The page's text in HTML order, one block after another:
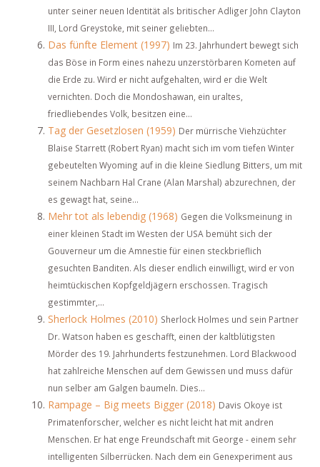
unter seiner neuen Identität als britischer Adliger John Clayton
III, Lord Greystoke, mit seiner geliebten...
Das fünfte Element (1997) Im 23. Jahrhundert bewegt sich
das Böse in Form eines nahezu unzerstörbaren Kometen auf
die Erde zu. Wird er nicht aufgehalten, wird er die Welt
vernichten. Doch die Mondoshawan, ein uraltes,
friedliebendes Volk, besitzen eine...
Tag der Gesetzlosen (1959) Der mürrische Viehzüchter
Blaise Starrett (Robert Ryan) macht sich im vom tiefen Winter
gebeutelten Wyoming auf in die kleine Siedlung Bitters, um mit
seinem Nachbarn Hal Crane (Alan Marshal) abzurechnen, der
es gewagt hat, seine...
Mehr tot als lebendig (1968) Gegen die Volksmeinung in
einer kleinen Stadt im Westen der USA bemüht sich der
Gouverneur um die Amnestie für einen steckbrieflich
gesuchten Banditen. Als dieser endlich einwilligt, wird er von
heimtückischen Kopfgeldjägern erschossen. Tragisch
gestimmter,...
Sherlock Holmes (2010) Sherlock Holmes und sein Partner
Dr. Watson haben es geschafft, einen der kaltblütigsten
Mörder des 19. Jahrhunderts festzunehmen. Lord Blackwood
hat zahlreiche Menschen auf dem Gewissen und muss dafür
nun selber am Galgen baumeln. Dies...
Rampage – Big meets Bigger (2018) Davis Okoye ist
Primatenforscher, welcher es nicht leicht hat mit andren
Menschen. Er hat enge Freundschaft mit George - einem sehr
intelligenten Silberrücken. Nach dem ein Genexperiment aus